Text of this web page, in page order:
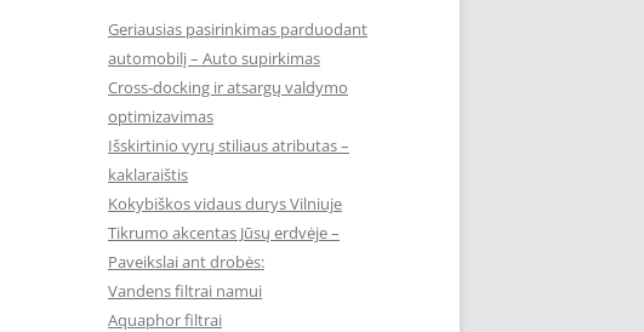
Geriausias pasirinkimas parduodant
automobilį – Auto supirkimas
Cross-docking ir atsargų valdymo
optimizavimas
Išskirtinio vyrų stiliaus atributas –
kaklaraištis
Kokybiškos vidaus durys Vilniuje
Tikrumo akcentas Jūsų erdvėje –
Paveikslai ant drobės:
Vandens filtrai namui
Aquaphor filtrai